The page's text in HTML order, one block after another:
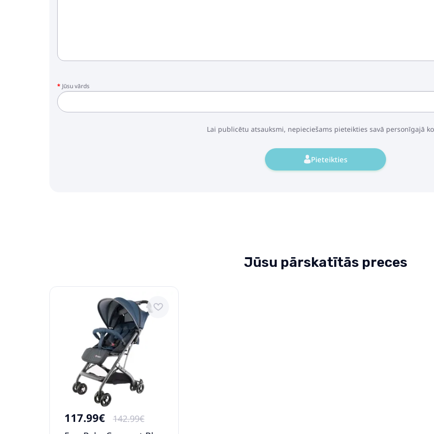
Jūsu vārds
Lai publicētu atsauksmi, nepieciešams pieteikties savā personīgajā
Pieteikties
Jūsu pārskatītās preces
117.99€
142.99€